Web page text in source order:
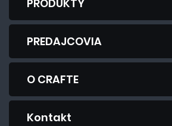
PRODUKTY
PREDAJCOVIA
O CRAFTE
Kontakt